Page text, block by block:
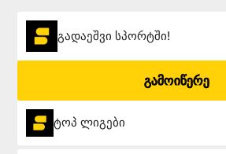
გადაეშვი სპორტში!
გამოიწერე
ტოპ ლიგები